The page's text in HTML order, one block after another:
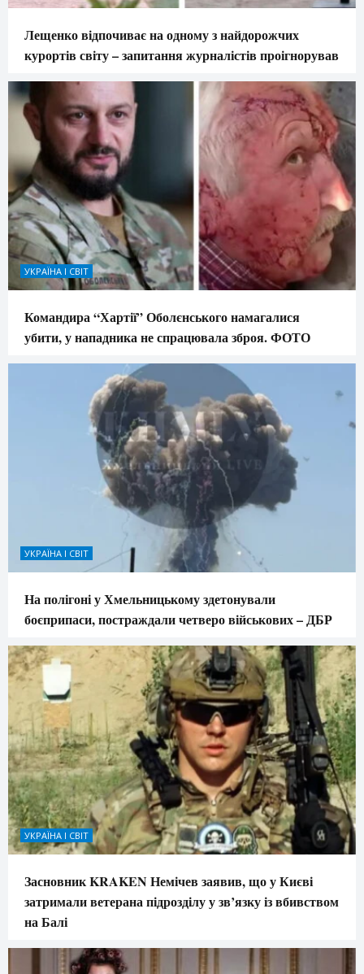
Лещенко відпочиває на одному з найдорожчих
курортів світу – запитання журналістів проігнорував
УКРАЇНА І СВІТ
Командира “Хартії” Оболєнського намагалися
убити, у нападника не спрацювала зброя. ФОТО
УКРАЇНА І СВІТ
На полігоні у Хмельницькому здетонували
боєприпаси, постраждали четверо військових – ДБР
УКРАЇНА І СВІТ
Засновник KRAKEN Немічев заявив, що у Києві
затримали ветерана підрозділу у зв’язку із вбивством
на Балі